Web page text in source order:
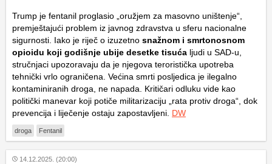
Trump je fentanil proglasio „oružjem za masovno uništenje“,
premještajući problem iz javnog zdravstva u sferu nacionalne
sigurnosti. Iako je riječ o izuzetno snažnom i smrtonosnom
opioidu koji godišnje ubije desetke tisuća ljudi u SAD-u,
stručnjaci upozoravaju da je njegova teroristička upotreba
tehnički vrlo ograničena. Većina smrti posljedica je ilegalno
kontaminiranih droga, ne napada. Kritičari odluku vide kao
politički manevar koji potiče militarizaciju „rata protiv droga“, dok
prevencija i liječenje ostaju zapostavljeni. DW
droga Fentanil
14.12.2025. (20:00)